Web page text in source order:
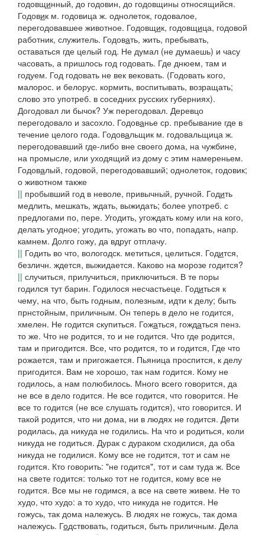
годовщинный, до годовин, до годовщины относящийся.
Годовик м. годовица ж. однолеток, годовалое,
перегодовавшее животное. Годовщик, годовщица, годовой
работник, служитель. Годовать, жить, пребывать,
оставаться где целый год. Не думал (не думаешь) и часу
часовать, а пришлось год годовать. Где днюем, там и
годуем. Год годовать не век вековать. (Годовать кого,
малорос. и белорус. кормить, воспитывать, возращать;
слово это употреб. в соседних русских губерниях).
Догодовал ли бычок? Уж перегодовал. Деревцо
перегодовало и засохло. Годованье ср. пребывание где в
течение целого года. Годовальщик м. годовальщица ж.
перегодовавший где-либо вне своего дома, на чужбине,
на промысле, или уходящий из дому с этим намереньем.
Годовалый, годовой, перегодовавший; однолеток, годовик;
о животном также
|| пробывший год в неволе, привычный, ручной. Годить
медлить, мешкать, ждать, выжидать; более употреб. с
предлогами по, пере. Угодить, угождать кому или на кого,
делать угодное; угодить, угожать во что, попадать, напр.
камнем. Долго гожу, да вдруг отплачу.
|| Годить во что, вологодск. метиться, целиться. Годится,
безличн. ждется, выжидается. Каково на морозе годится?
|| случиться, прилучиться, приключиться. В те поры
годился тут барин. Годилося несчастьеце. Годиться к
чему, на что, быть годным, полезным, идти к делу; быть
прнстойным, приличным. Он теперь в дело не годится,
хмелен. Не годится скупиться. Гожаться, гождаться пенз.
то же. Что не родится, то и не годится. Что где родится,
там и пригодится. Все, что родится, то и годится, Где что
рожается, там и пригожается. Пьяница проспится, к делу
пригодится. Вам не хорошо, так нам годится. Кому не
годилось, а нам полюбилось. Много всего говорится, да
не все в дело годится. Не все годится, что говорится. Не
все то годится (не все слушать годится), что говорится. И
такой родится, что ни дома, ни в людях не годится. Дети
родилась, да никуда не годились. На что и родиться, коли
никуда не годиться. Дурак с дураком сходилися, да оба
никуда не годилися. Кому все не годится, тот и сам не
годится. Кто говорить: "не годится", тот и сам туда ж. Все
на свете годится: только тот не годится, кому все не
годится. Все мы не годимся, а все на свете живем. Не то
худо, что худо: а то худо, что никуда не годится. Не
гожусь, так дома належусь. В людях не гожусь, так дома
належусь. Годствовать, годиться, быть приличным. Дела